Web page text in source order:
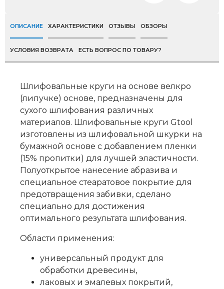
ОПИСАНИЕ ХАРАКТЕРИСТИКИ ОТЗЫВЫ ОБЗОРЫ
УСЛОВИЯ ВОЗВРАТА ЕСТЬ ВОПРОС ПО ТОВАРУ?
Шлифовальные круги на основе велкро
(липучке) основе, предназначены для
сухого шлифования различных
материалов. Шлифовальные круги Gtool
изготовлены из шлифовальной шкурки на
бумажной основе с добавлением пленки
(15% пропитки) для лучшей эластичности.
Полуоткрытое нанесение абразива и
специальное стеаратовое покрытие для
предотвращения забивки, сделано
специально для достижения
оптимального результата шлифования.
Области применения:
универсальный продукт для
обработки древесины,
лаковых и эмалевых покрытий,